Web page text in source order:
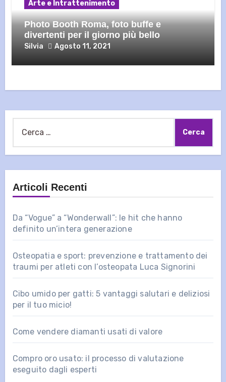
Arte e Intrattenimento
Photo Booth Roma, foto buffe e
divertenti per il giorno più bello
Silvia Agosto 11, 2021
per:
Articoli Recenti
Da “Vogue” a “Wonderwall”: le hit che hanno
definito un’intera generazione
Osteopatia e sport: prevenzione e trattamento dei
traumi per atleti con l’osteopata Luca Signorini
Cibo umido per gatti: 5 vantaggi salutari e deliziosi
per il tuo micio!
Come vendere diamanti usati di valore
Compro oro usato: il processo di valutazione
eseguito dagli esperti